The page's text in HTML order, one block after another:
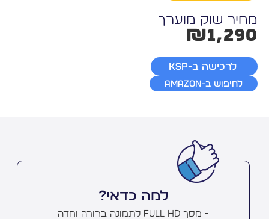
שוק מוערך
לרכישה ב-KSP
לחיפוש ב-Amazon
למה כדאי?
- מסך Full HD לתמונה ברורה וחדה